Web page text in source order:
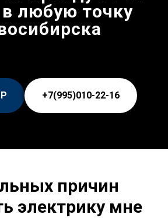
любую точку
+7(995)010-22-16
причин
электрику мне